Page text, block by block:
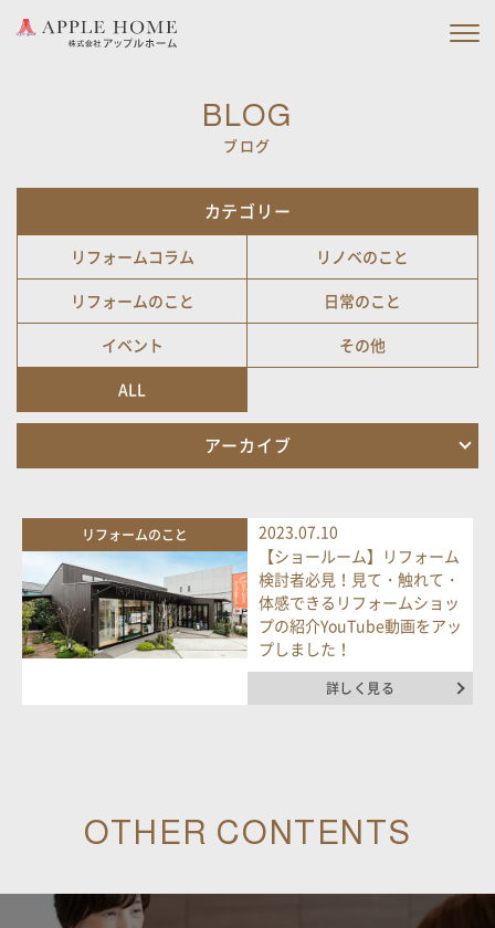
会社情報
ブログ
ニュース
イベント情報
資料請求・お問い合わせ
BLOG
ブログ
カテゴリー
リフォームコラム
リノベのこと
リフォームのこと
日常のこと
イベント
その他
ALL
アーカイブ
リフォームのこと
2023.07.10
【ショールーム】リフォーム
検討者必見！見て・触れて・
体感できるリフォームショッ
プの紹介YouTube動画をアッ
プしました！
詳しく見る
OTHER CONTENTS